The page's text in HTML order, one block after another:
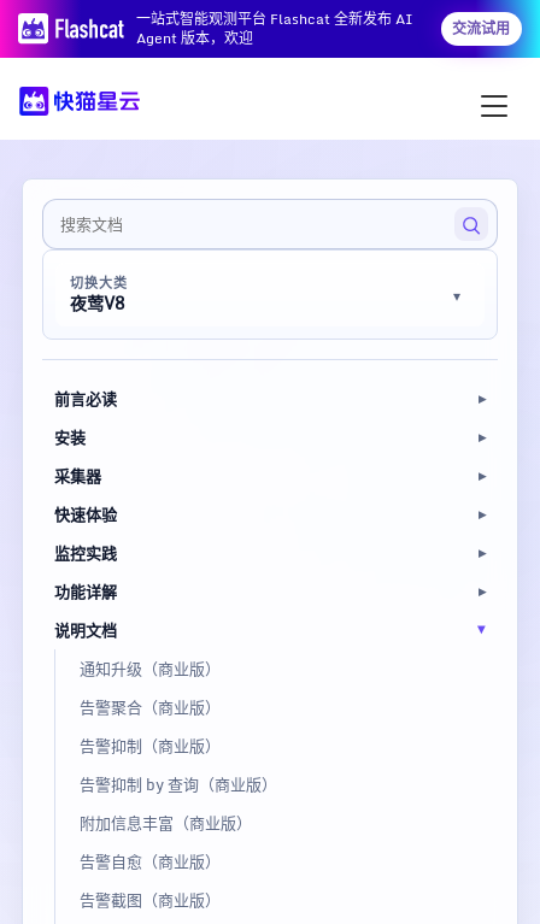
一站式智能观测平台 Flashcat 全新发布 AI
Agent 版本，欢迎
交流试用
切换大类
夜莺V8
前言必读
安装
采集器
快速体验
监控实践
功能详解
说明文档
通知升级（商业版）
告警聚合（商业版）
告警抑制（商业版）
告警抑制 by 查询（商业版）
附加信息丰富（商业版）
告警自愈（商业版）
告警截图（商业版）